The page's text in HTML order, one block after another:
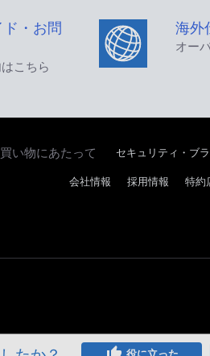
・お問
こちら
海外
オー
い物にあたって セキュリティ・ブ
会社情報 採用情報 特約